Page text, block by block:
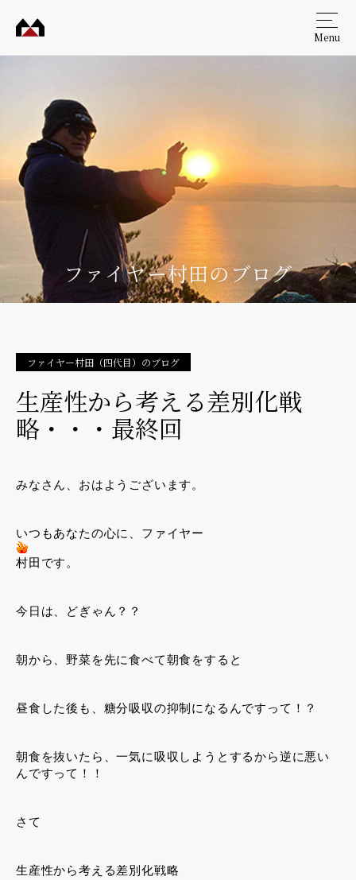
工務
Menu
ファイヤー村田のブログ
ファイヤー村田（四代目）のブログ
生産性から考える差別化戦
略・・・最終回
みなさん、おはようございます。
いつもあなたの心に、ファイヤー
村田です。
今日は、どぎゃん？？
朝から、野菜を先に食べて朝食をすると
昼食した後も、糖分吸収の抑制になるんですって！？
朝食を抜いたら、一気に吸収しようとするから逆に悪い
んですって！！
さて
生産性から考える差別化戦略